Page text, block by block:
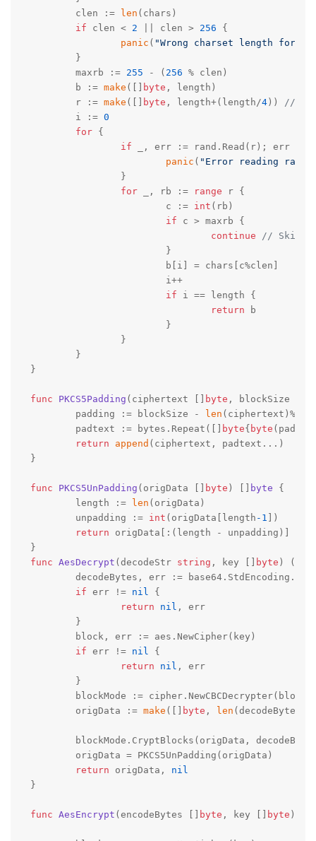
	clen :=
len (chars)
if clen < 2 || clen > 256 {
panic ( "Wrong charset length for
	maxrb :=
255 - ( 256 % clen)
	b :=
make ([] byte , length)
	r :=
make ([] byte , length+(length/4))
//
	i :=
0
for {
if _, err := rand.Read(r); err !=
panic ( "Error reading
for _, rb := range r {
			c :=
int (rb)
if c > maxrb {
continue
// Skip
if i == length {
return b
}
func PKCS5Padding (ciphertext [] byte , blockSize
	padding := blockSize -
len
	padtext := bytes.Repeat([]
byte{ byte
return
append (ciphertext, padtext...)
}
func PKCS5UnPadding (origData [] byte ) byte {
	length :=
len (origData)
	unpadding :=
int (origData[length -1
])
return origData[:(length - unpadding)]
func AesDecrypt (decodeStr string , key [] byte ) ([]
if err != nil
{
return
nil , err
if err != nil
{
return
nil , err
blockMode := cipher.NewCBCDecrypter(block,
	origData :=
make ([] byte , len (decodeBytes))
return origData, nil
}
func AesEncrypt (encodeBytes [] byte , key [] byte )